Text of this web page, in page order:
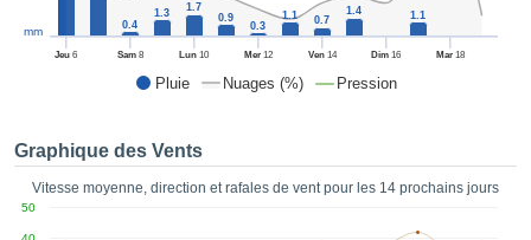
de
des
de très
Pluie Nuages (%) Pression
Jeu 6 Sam8 Lun 10 Mer12 Ven14 Dim 16 Mar18
mm 0.4
1.3
1.7
0.9
0.3
1.1 0.7
1.4 1.1
Graphique des Vents
Vitesse moyenne, direction et rafales de vent pour les 14 prochains jours
50